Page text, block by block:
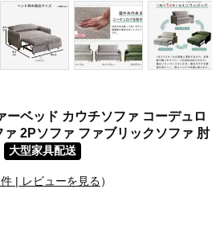
ーベッド カウチソファ コーデュロ
2Pソファ ファブリックソファ 肘
大型家具配送
| レビューを見る）